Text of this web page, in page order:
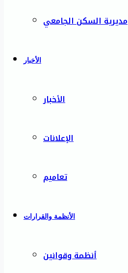
مديرية السكن الجامعي
الأخبار
الأخبار
الإعلانات
تعاميم
الأنظمة والقرارات
أنظمة وقوانين